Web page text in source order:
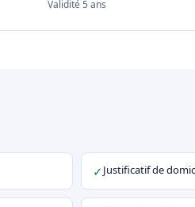
Validité 5 ans
✓Justificatif de